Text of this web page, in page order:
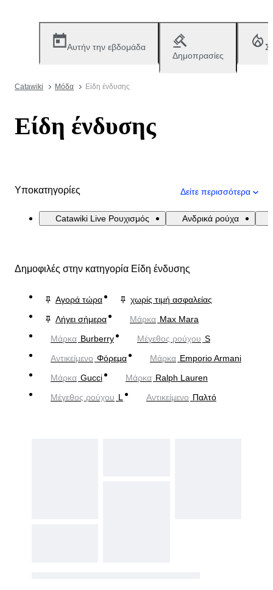
Αυτήν την εβδομάδα
Δημοπρασίες
Catawiki Μόδα Είδη ένδυσης
Είδη ένδυσης
Υποκατηγορίες Δείτε περισσότερα
Catawiki Live Ρουχισμός Ανδρικά ρούχα
Δημοφιλές στην κατηγορία Είδη ένδυσης
Αγορά τώρα
χωρίς τιμή ασφαλείας
Λήγει σήμερα
Μάρκα Max Mara
Μάρκα Burberry Μέγεθος ρούχου S
Αντικείμενο Φόρεμα Μάρκα Emporio Armani
Μάρκα Gucci Μάρκα Ralph Lauren
Μέγεθος ρούχου L Αντικείμενο Παλτό